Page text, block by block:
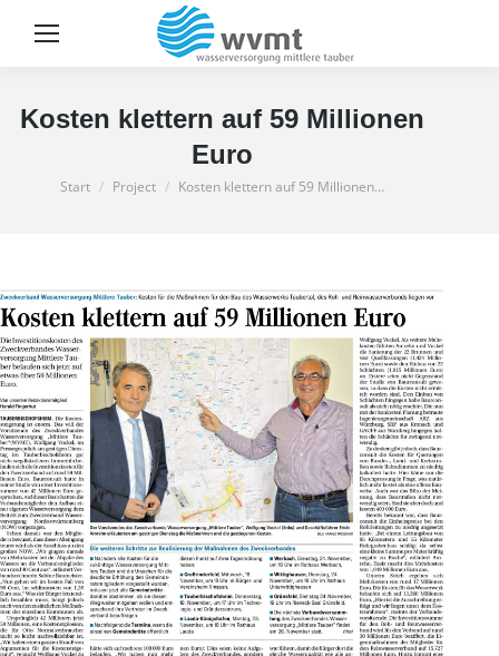
Kosten klettern auf 59 Millionen
Euro
Sie befinden sich hier:
Start Project Kosten klettern auf 59 Millionen…